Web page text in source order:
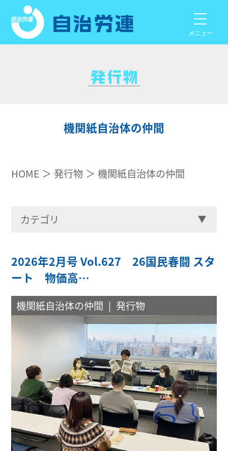
メニュー
機関紙自治体の仲間
HOME 発行物 機関紙自治体の仲間
カテゴリ
2026年2月号 Vol.627 26国民春闘 スタ
ート 物価高…
機関紙自治体の仲間 発行物